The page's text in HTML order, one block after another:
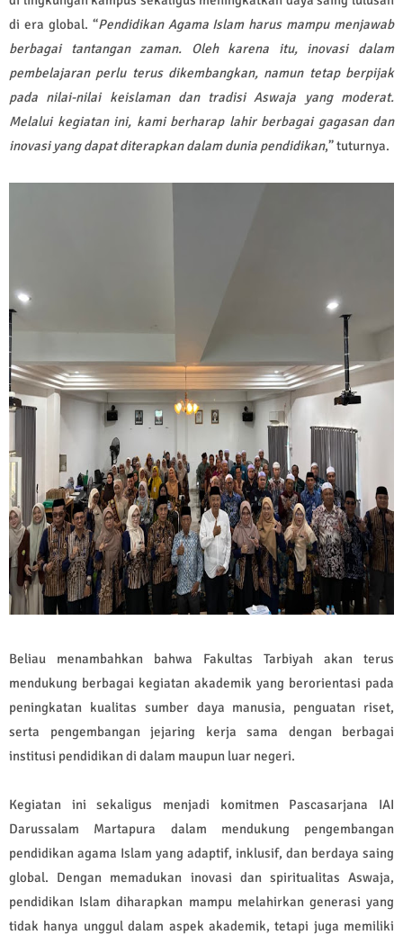
di era global. “Pendidikan Agama Islam harus mampu menjawab
berbagai tantangan zaman. Oleh karena itu, inovasi dalam
pembelajaran perlu terus dikembangkan, namun tetap berpijak
pada nilai-nilai keislaman dan tradisi Aswaja yang moderat.
Melalui kegiatan ini, kami berharap lahir berbagai gagasan dan
inovasi yang dapat diterapkan dalam dunia pendidikan,” tuturnya.
Beliau menambahkan bahwa Fakultas Tarbiyah akan terus
mendukung berbagai kegiatan akademik yang berorientasi pada
peningkatan kualitas sumber daya manusia, penguatan riset,
serta pengembangan jejaring kerja sama dengan berbagai
institusi pendidikan di dalam maupun luar negeri.
Kegiatan ini sekaligus menjadi komitmen Pascasarjana IAI
Darussalam Martapura dalam mendukung pengembangan
pendidikan agama Islam yang adaptif, inklusif, dan berdaya saing
global. Dengan memadukan inovasi dan spiritualitas Aswaja,
pendidikan Islam diharapkan mampu melahirkan generasi yang
tidak hanya unggul dalam aspek akademik, tetapi juga memiliki